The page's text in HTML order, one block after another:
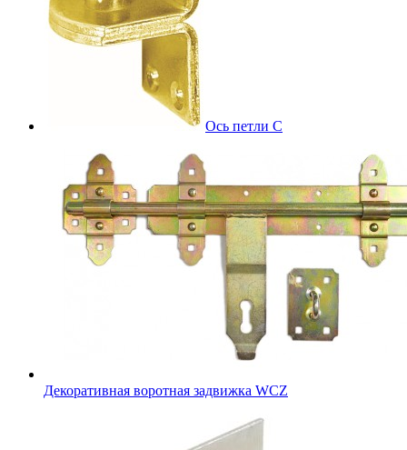
Ось петли С
Декоративная воротная задвижка WCZ